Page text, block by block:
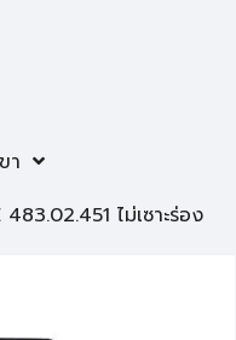
า
ไม่เซาะร่อง